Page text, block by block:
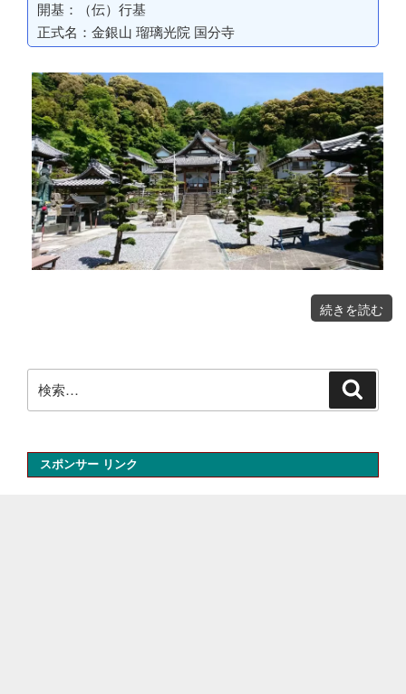
開基：（伝）行基
正式名：金銀山 瑠璃光院 国分寺
"美
濃
國
県
大
野
町"
続きを読む
索:
スポンサー リンク